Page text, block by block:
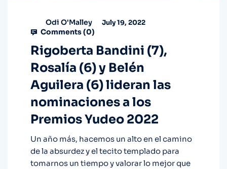
Odi O'Malley July 19, 2022
Comments (0)
Rigoberta Bandini (7),
Rosalía (6) y Belén
Aguilera (6) lideran las
nominaciones a los
Premios Yudeo 2022
Un año más, hacemos un alto en el camino
de la absurdez y el tecito templado para
tomarnos un tiempo y valorar lo mejor que